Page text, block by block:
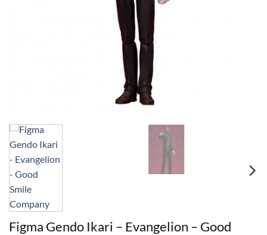
Figma Gendo Ikari – Evangelion – Good